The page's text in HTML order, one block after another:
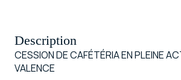
Description
CESSION DE CAFÉTÉRIA EN PLEINE
VALENCE